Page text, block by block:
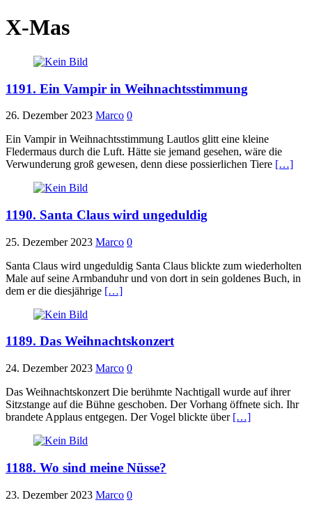
X-Mas
1191. Ein Vampir in Weihnachtsstimmung
26. Dezember 2023 Marco 0
Ein Vampir in Weihnachtsstimmung Lautlos glitt eine kleine
Fledermaus durch die Luft. Hätte sie jemand gesehen, wäre die
Verwunderung groß gewesen, denn diese possierlichen Tiere […]
1190. Santa Claus wird ungeduldig
25. Dezember 2023 Marco 0
Santa Claus wird ungeduldig Santa Claus blickte zum wiederholten
Male auf seine Armbanduhr und von dort in sein goldenes Buch, in
dem er die diesjährige […]
1189. Das Weihnachtskonzert
24. Dezember 2023 Marco 0
Das Weihnachtskonzert Die berühmte Nachtigall wurde auf ihrer
Sitzstange auf die Bühne geschoben. Der Vorhang öffnete sich. Ihr
brandete Applaus entgegen. Der Vogel blickte über […]
1188. Wo sind meine Nüsse?
23. Dezember 2023 Marco 0